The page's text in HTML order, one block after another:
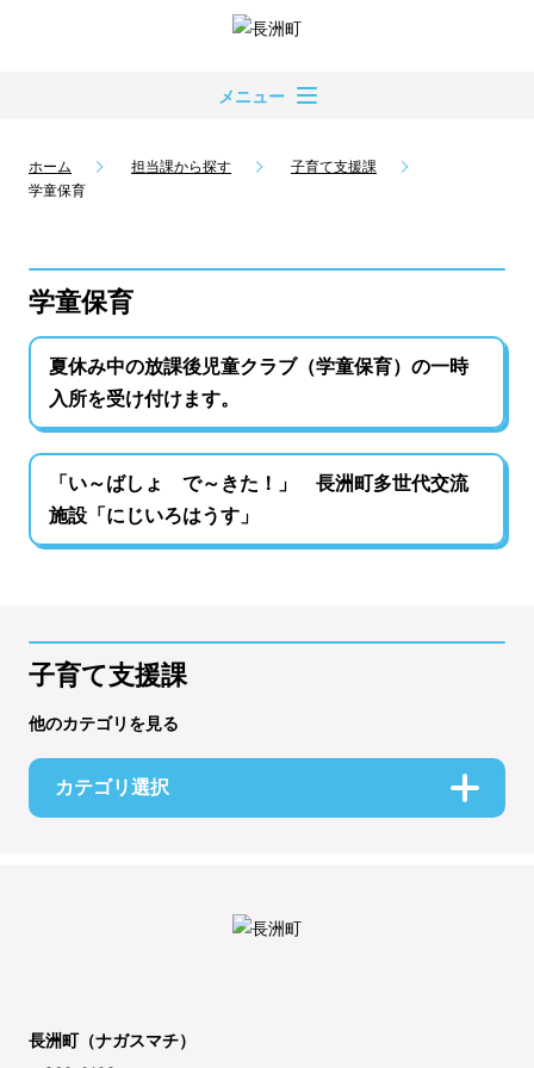
メニュー
ホーム 担当課から探す
子育て支援課
学童保育
学童保育
夏休み中の放課後児童クラブ（学童保育）の一時
入所を受け付けます。
「い～ばしょ で～きた！」 長洲町多世代交流
施設「にじいろはうす」
子育て支援課
他のカテゴリを見る
カテゴリ選択
長洲町（ナガスマチ）